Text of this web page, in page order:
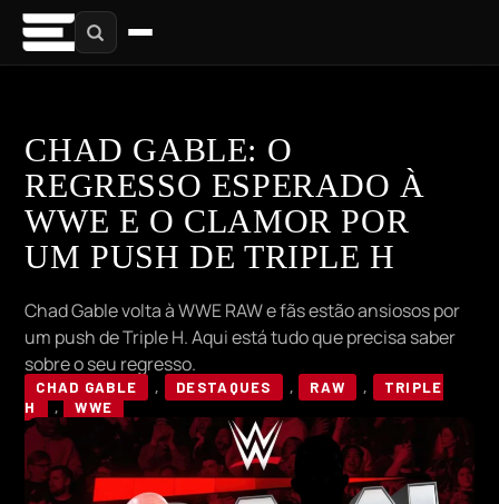
CHAD GABLE: O
REGRESSO ESPERADO À
WWE E O CLAMOR POR
UM PUSH DE TRIPLE H
Chad Gable volta à WWE RAW e fãs estão ansiosos por
um push de Triple H. Aqui está tudo que precisa saber
sobre o seu regresso.
CHAD GABLE , DESTAQUES , RAW ,
TRIPLE
H
, WWE